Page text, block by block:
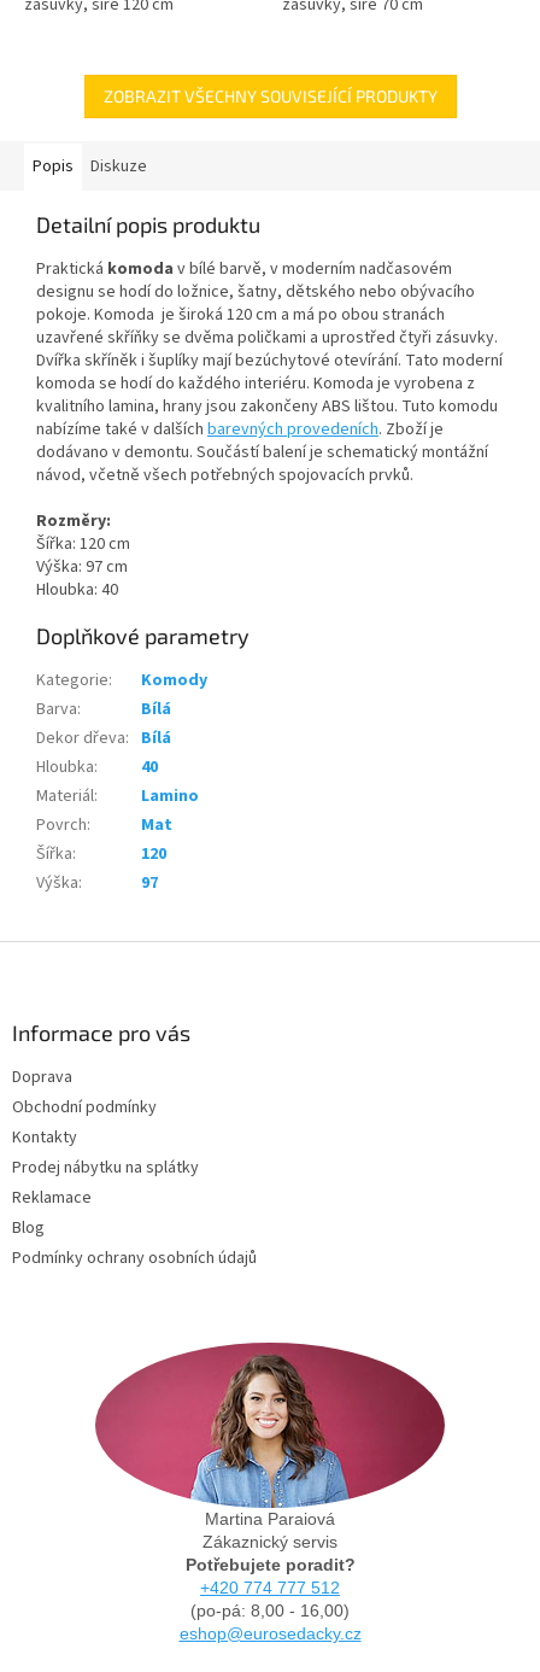
ZOBRAZIT VŠECHNY SOUVISEJÍCÍ PRODUKTY
Popis Diskuze
Detailní popis produktu
Praktická komoda v bílé barvě, v moderním nadčasovém
designu se hodí do ložnice, šatny, dětského nebo obývacího
pokoje. Komoda je široká 120 cm a má po obou stranách
uzavřené skříňky se dvěma poličkami a uprostřed čtyři zásuvky.
Dvířka skříněk i šuplíky mají bezúchytové otevírání. Tato moderní
komoda se hodí do každého interiéru. Komoda je vyrobena z
kvalitního lamina, hrany jsou zakončeny ABS lištou. Tuto komodu
nabízíme také v dalších barevných provedeních. Zbožíje
dodávano v demontu. Součástí balení je schematický montážní
návod, včetně všech potřebných spojovacích prvků.
Rozměry:
Šířka: 120 cm
Výška: 97 cm
Hloubka: 40
Doplňkové parametry
Kategorie:
Komody
Barva:
Bílá
Dekor dřeva: Bílá
Hloubka:
40
Materiál:
Lamino
Povrch:
Mat
Šířka:
120
Výška: 97
Informace pro vás
Doprava
Obchodní podmínky
Kontakty
Prodej nábytku na splátky
Reklamace
Blog
Podmínky ochrany osobních údajů
Martina Paraiová
Zákaznický servis
Potřebujete poradit?
+420 774 777 512
(po-pá: 8,00 - 16,00)
eshop@eurosedacky.cz